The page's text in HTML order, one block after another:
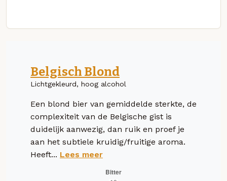
Belgisch Blond
Lichtgekleurd, hoog alcohol
Een blond bier van gemiddelde sterkte, de
complexiteit van de Belgische gist is
duidelijk aanwezig, dan ruik en proef je
aan het subtiele kruidig/fruitige aroma.
Heeft... Lees meer